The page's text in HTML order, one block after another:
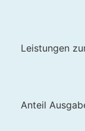
Leistungen
Anteil